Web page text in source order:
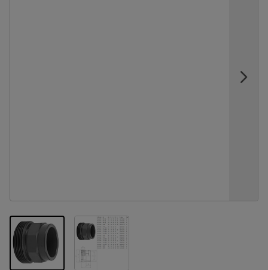
View larger imageView larger image